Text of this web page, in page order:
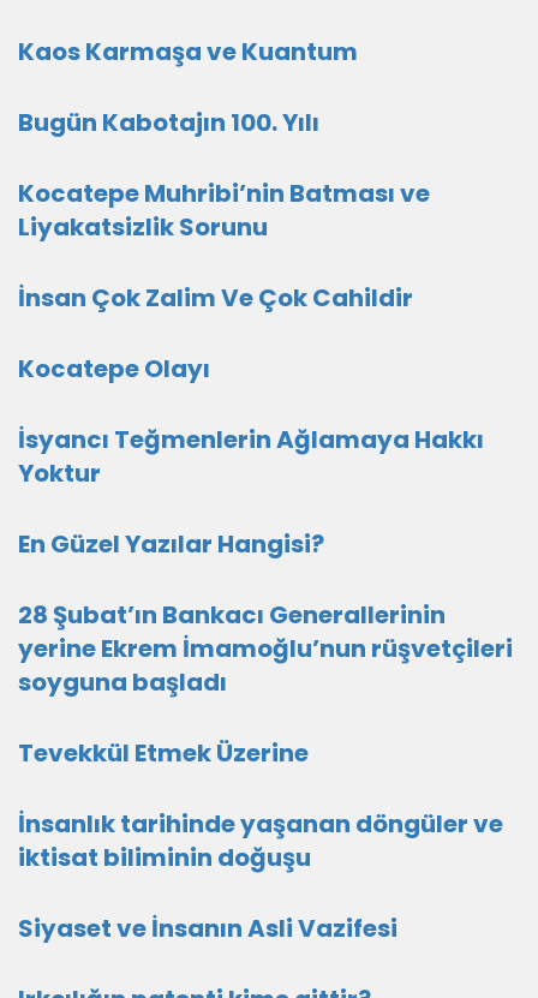
Kaos Karmaşa ve Kuantum
Bugün Kabotajın 100. Yılı
Kocatepe Muhribi’nin Batması ve
Liyakatsizlik Sorunu
İnsan Çok Zalim Ve Çok Cahildir
Kocatepe Olayı
İsyancı Teğmenlerin Ağlamaya Hakkı
Yoktur
En Güzel Yazılar Hangisi?
28 Şubat’ın Bankacı Generallerinin
yerine Ekrem İmamoğlu’nun rüşvetçileri
soyguna başladı
Tevekkül Etmek Üzerine
İnsanlık tarihinde yaşanan döngüler ve
iktisat biliminin doğuşu
Siyaset ve İnsanın Asli Vazifesi